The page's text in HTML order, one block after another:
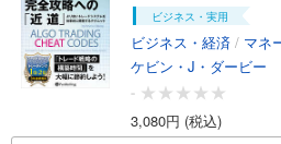
ビジネス・実用
ビジネス・経済 / マネ
ケビン・J・ダービー
-
3,080円 (税込)